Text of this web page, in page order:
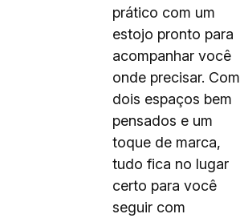
prático com um
estojo pronto para
acompanhar você
onde precisar. Com
dois espaços bem
pensados e um
toque de marca,
tudo fica no lugar
certo para você
seguir com